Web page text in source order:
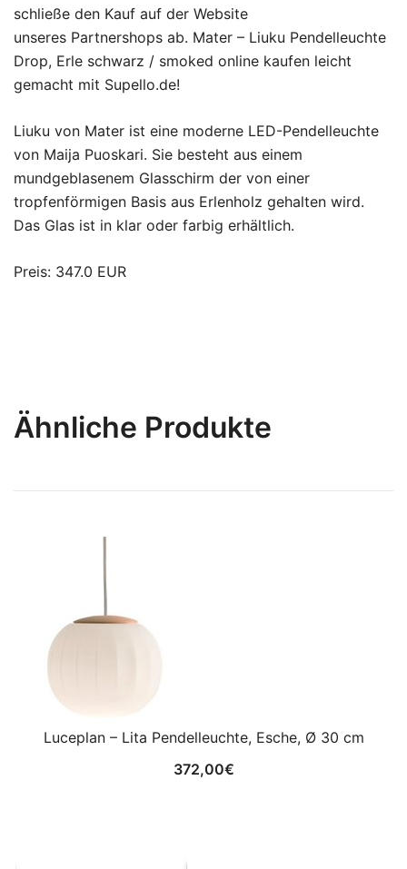
schließe den Kauf auf der Website
unseres Partnershops ab. Mater – Liuku Pendelleuchte
Drop, Erle schwarz / smoked online kaufen leicht
gemacht mit Supello.de!
Liuku von Mater ist eine moderne LED-Pendelleuchte
von Maija Puoskari. Sie besteht aus einem
mundgeblasenem Glasschirm der von einer
tropfenförmigen Basis aus Erlenholz gehalten wird.
Das Glas ist in klar oder farbig erhältlich.
Preis: 347.0 EUR
Ähnliche Produkte
Luceplan – Lita Pendelleuchte, Esche, Ø 30 cm
372,00€